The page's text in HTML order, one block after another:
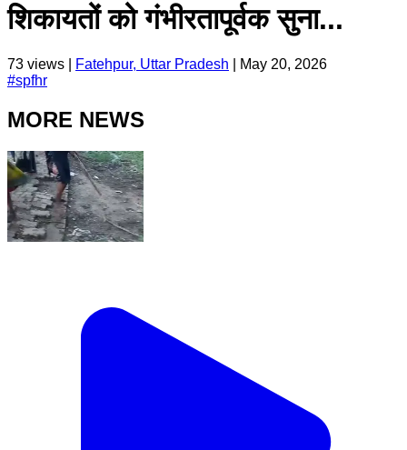
शिकायतों को गंभीरतापूर्वक सुना...
73 views | Fatehpur, Uttar Pradesh
May 20, 2026
#spfhr
MORE NEWS